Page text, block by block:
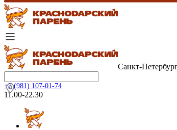
Санкт-
+7 (981) 107-01-74
11.00-22.30